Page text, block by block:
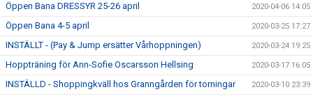
Öppen Bana DRESSYR 25-26 april 2020-04-06 14:05
Öppen Bana 4-5 april 2020-03-25 17:27
INSTÄLLT - (Pay & Jump ersätter Vårhoppningen) 2020-03-24 19:25
Hoppträning för Ann-Sofie Oscarsson Hellsing 2020-03-17 16:05
INSTÄLLD - Shoppingkväll hos Granngården för torningar 2020-03-10 23:39